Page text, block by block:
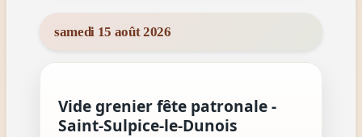
samedi 15 août 2026
Vide grenier fête patronale -
Saint-Sulpice-le-Dunois